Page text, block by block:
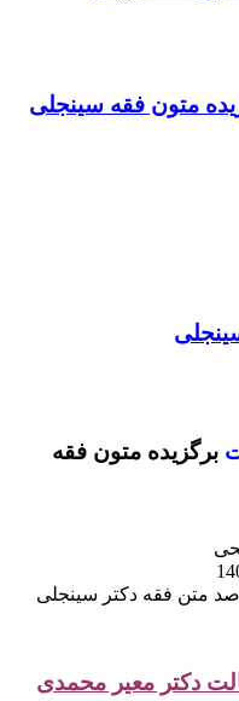
برگزیده متون فقه
متن فقه دکتر سینجلی
دکتر معیر محمدی